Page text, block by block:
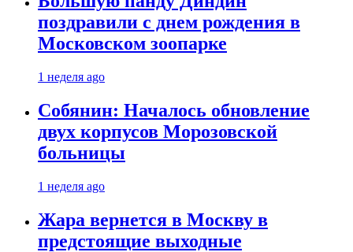
поздравили с днем рождения в
Московском зоопарке
1 неделя ago
Собянин: Началось обновление
двух корпусов Морозовской
больницы
1 неделя ago
Жара вернется в Москву в
предстоящие выходные